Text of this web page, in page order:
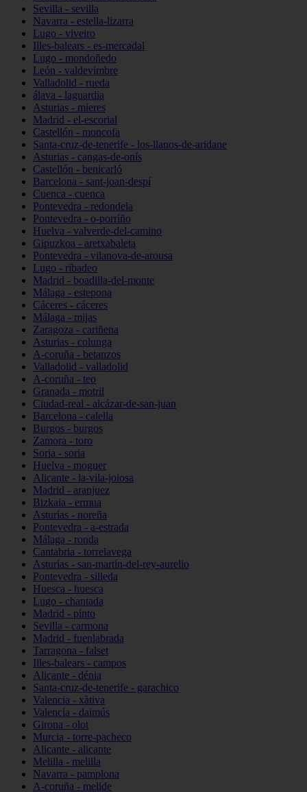
Sevilla - sevilla
Navarra - estella-lizarra
Lugo - viveiro
Illes-balears - es-mercadal
Lugo - mondoñedo
León - valdevimbre
Valladolid - rueda
álava - laguardia
Asturias - mieres
Madrid - el-escorial
Castellón - moncofa
Santa-cruz-de-tenerife - los-llanos-de-aridane
Asturias - cangas-de-onís
Castellón - benicarló
Barcelona - sant-joan-despí
Cuenca - cuenca
Pontevedra - redondela
Pontevedra - o-porriño
Huelva - valverde-del-camino
Gipuzkoa - aretxabaleta
Pontevedra - vilanova-de-arousa
Lugo - ribadeo
Madrid - boadilla-del-monte
Málaga - estepona
Cáceres - cáceres
Málaga - mijas
Zaragoza - cariñena
Asturias - colunga
A-coruña - betanzos
Valladolid - valladolid
A-coruña - teo
Granada - motril
Ciudad-real - alcázar-de-san-juan
Barcelona - calella
Burgos - burgos
Zamora - toro
Soria - soria
Huelva - moguer
Alicante - la-vila-joiosa
Madrid - aranjuez
Bizkaia - ermua
Asturias - noreña
Pontevedra - a-estrada
Málaga - ronda
Cantabria - torrelavega
Asturias - san-martín-del-rey-aurelio
Pontevedra - silleda
Huesca - huesca
Lugo - chantada
Madrid - pinto
Sevilla - carmona
Madrid - fuenlabrada
Tarragona - falset
Illes-balears - campos
Alicante - dénia
Santa-cruz-de-tenerife - garachico
Valencia - xàtiva
Valencia - daimús
Girona - olot
Murcia - torre-pacheco
Alicante - alicante
Melilla - melilla
Navarra - pamplona
A-coruña - melide